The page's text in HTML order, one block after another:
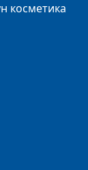
косметика